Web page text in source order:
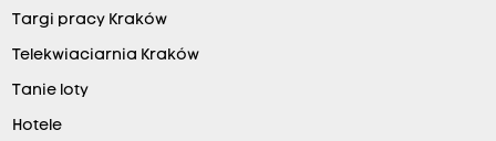
Targi pracy Kraków
Telekwiaciarnia Kraków
Tanie loty
Hotele